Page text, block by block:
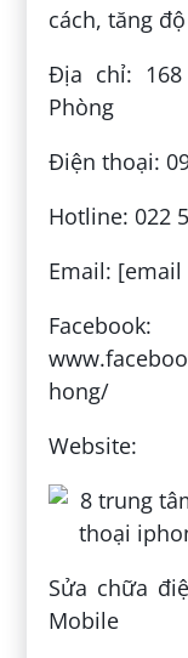
cách, tăng
Địa chỉ: 168
Phòng
Điện thoại:
Hotline: 022
Email:
Facebook:
hong/
Website:
Sửa chữa
Mobile